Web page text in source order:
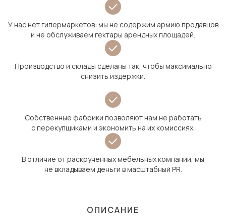
У нас нет гипермаркетов: мы не содержим армию продавцов
и не обслуживаем гектары арендных площадей.
Производство и склады сделаны так, чтобы максимально
снизить издержки.
Собственные фабрики позволяют нам не работать
с перекупщиками и экономить на их комиссиях.
В отличие от раскрученных мебельных компаний, мы
не вкладываем деньги в масштабный PR.
ОПИСАНИЕ